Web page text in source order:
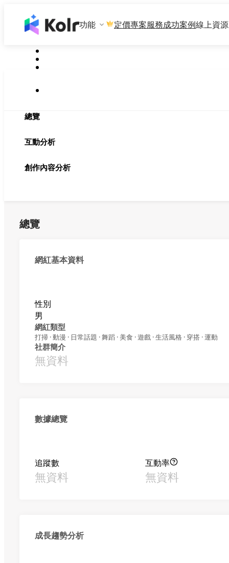
功能 定價專案服務成功案例線上資源
總覽
互動分析
創作內容分析
總覽
網紅基本資料
性別
男
網紅類型
打掃 · 動漫 · 日常話題 · 舞蹈 · 美食 · 遊戲 · 生活風格 · 穿搭 · 運動
社群簡介
無資料
數據總覽
追蹤數
無資料
互動率
無資料
成長趨勢分析